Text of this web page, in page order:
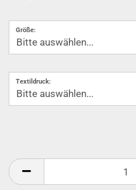
Größe:
Textildruck: